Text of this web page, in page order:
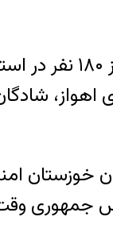
اشاره آقای سویدی
است که در ۵ هفته
رئیس